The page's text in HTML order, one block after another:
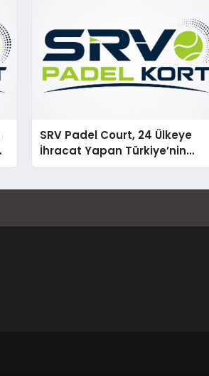
SRV Padel Court, 24 Ülkeye
İhracat Yapan Türkiye’nin
Padel Kortu Üretim Gücü